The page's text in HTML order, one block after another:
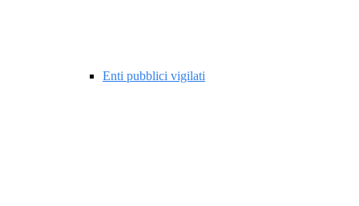
Enti pubblici vigilati